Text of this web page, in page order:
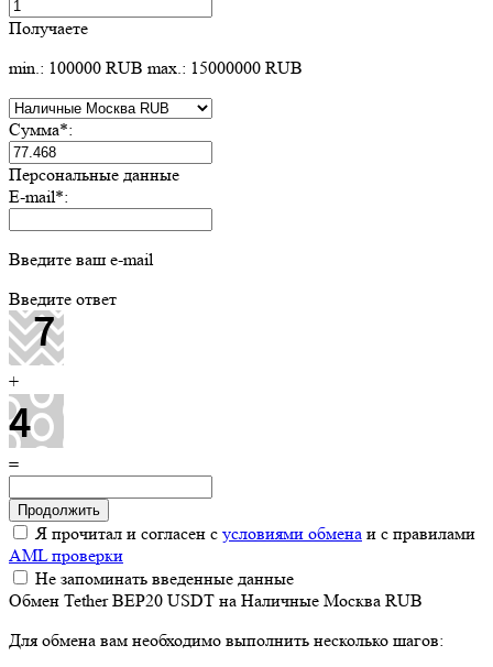
Получаете
min.: 100000 RUB max.: 15000000 RUB
Сумма*:
Персональные данные
E-mail*:
Введите ваш e-mail
Введите ответ
+
=
Я прочитал и согласен с условиями обмена и с правилами
AML проверки
Не запоминать введенные данные
Обмен Tether BEP20 USDT на Наличные Москва RUB
Для обмена вам необходимо выполнить несколько шагов: